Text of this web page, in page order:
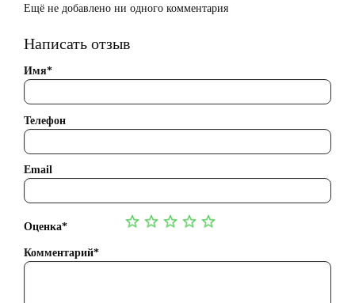
Ещё не добавлено ни одного комментария
Написать отзыв
Имя*
Телефон
Email
Оценка*
Комментарий*